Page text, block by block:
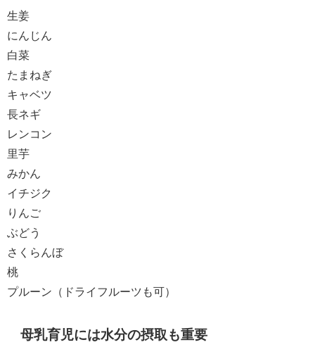
生姜
にんじん
白菜
たまねぎ
キャベツ
長ネギ
レンコン
里芋
みかん
イチジク
りんご
ぶどう
さくらんぼ
桃
プルーン（ドライフルーツも可）
母乳育児には水分の摂取も重要